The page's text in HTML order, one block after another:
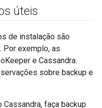
úteis
de instalação são
exemplo, as
e Cassandra.
sobre backup e
faça backup